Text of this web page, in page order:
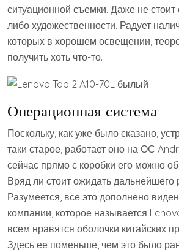
ситуационной съемки. Даже не стоит
либо художественности. Радует
которых в хорошем освещении,
получить хоть что-то.
Операционная система
Поскольку, как уже было сказано,
таки старое, работает оно на ОС
сейчас прямо с коробки его можно
Вряд ли стоит ожидать дальнейшего
Разумеется, все это дополнено
компании, которое называется
всем нравятся оболочки китайских
Здесь ее поменьше, чем это было